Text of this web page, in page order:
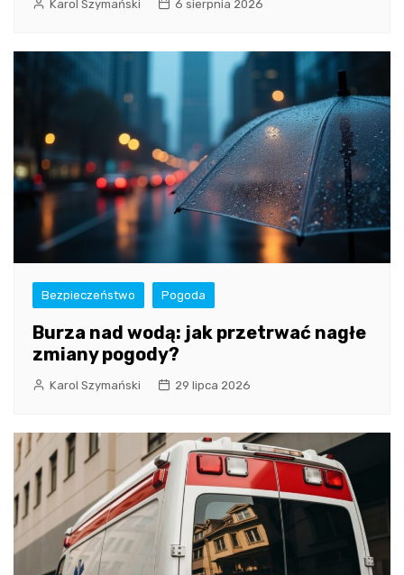
Karol Szymański 6 sierpnia 2026
Bezpieczeństwo Pogoda
Burza nad wodą: jak przetrwać nagłe
zmiany pogody?
Karol Szymański 29 lipca 2026